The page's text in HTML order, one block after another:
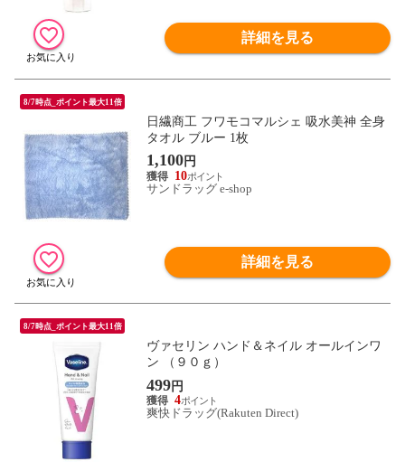
詳細を見る
8/7時点_ポイント最大11倍
日繊商工 フワモコマルシェ 吸水美神 全身
タオル ブルー 1枚
1,100円
10
サンドラッグ e-shop
詳細を見る
8/7時点_ポイント最大11倍
ヴァセリン ハンド＆ネイル オールインワ
ン （９０ｇ）
499円
4
爽快ドラッグ(Rakuten Direct)